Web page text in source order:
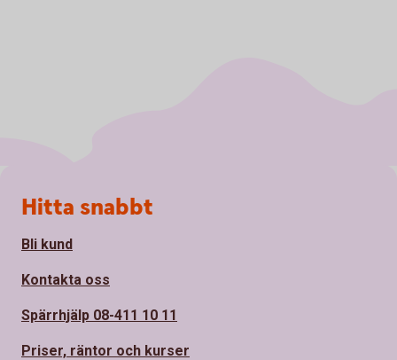
Sidfot
Hitta snabbt
Bli kund
Kontakta oss
Spärrhjälp 08-411 10 11
Priser, räntor och kurser